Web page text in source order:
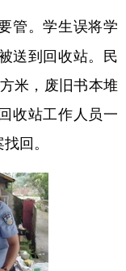
管。学生误将学
送到回收站。民
米，废旧书本堆
收站工作人员一
回。